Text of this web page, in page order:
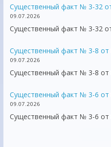
Существенный факт № 3-32
09.07.2026
Существенный факт № 3-32
Существенный факт № 3-8 от
09.07.2026
Существенный факт № 3-8 от
Существенный факт № 3-6 от
09.07.2026
Существенный факт № 3-6 от